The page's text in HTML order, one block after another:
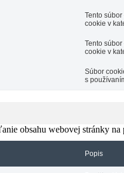
Tento
cookie v
Tento
cookie v
Súbor
s
obsahu webovej stránky
Popis